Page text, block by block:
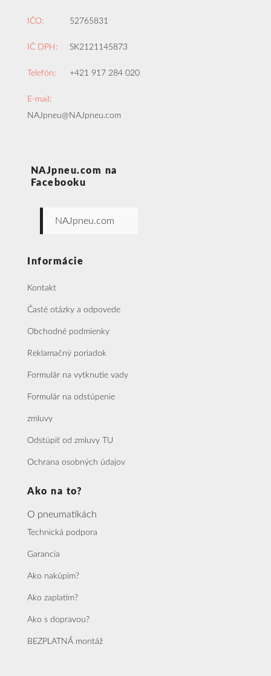
IČO: 52765831
IČ DPH: SK2121145873
Telefón: +421 917 284 020
E-mail:
NAJpneu@NAJpneu.com
NAJpneu.com na
Facebooku
NAJpneu.com
Informácie
Kontakt
Časté otázky a odpovede
Obchodné podmienky
Reklamačný poriadok
Formulár na vytknutie vady
Formulár na odstúpenie
zmluvy
Odstúpiť od zmluvy TU
Ochrana osobných údajov
Ako na to?
O pneumatikách
Technická podpora
Garancia
Ako nakúpim?
Ako zaplatím?
Ako s dopravou?
BEZPLATNÁ montáž